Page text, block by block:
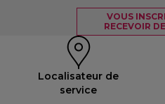
VOUS
RECEVOIR
Localisateur de
service